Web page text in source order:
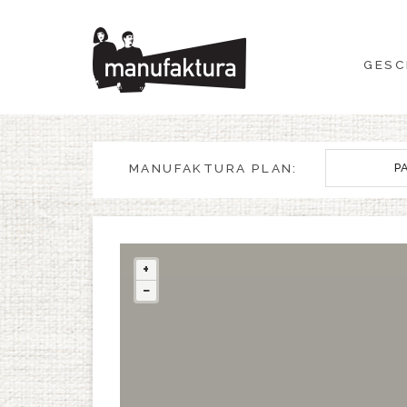
GESCHEHEN
EINKAUFEN
ANGEBOTE
UNTERHALTUNG
RESTAURANTS
PLAN
ÜBER UNS
MANUFAKTURA PLAN:
+
−